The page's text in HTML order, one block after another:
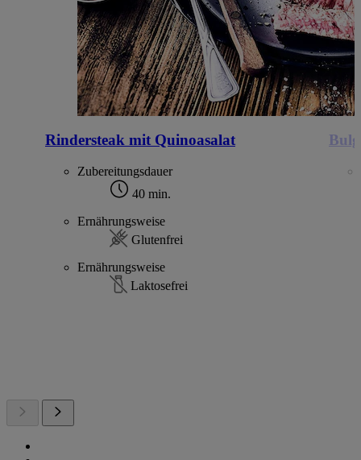
Rindersteak mit Quinoasalat
Zubereitungsdauer
40 min.
Ernährungsweise
Glutenfrei
Ernährungsweise
Laktosefrei